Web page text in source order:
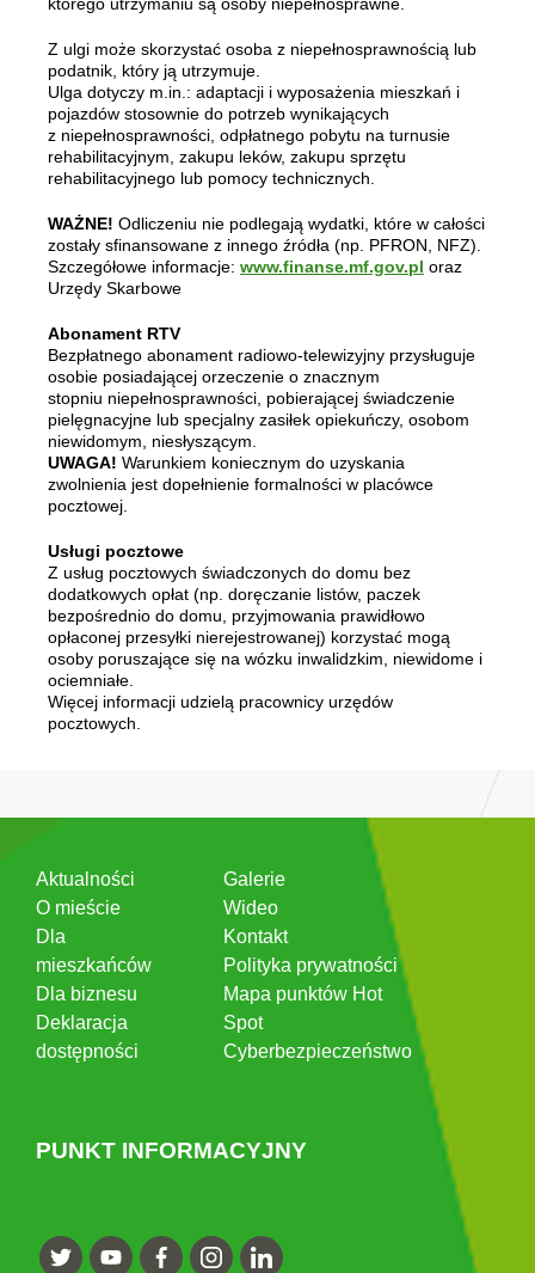
Z ulgi może skorzystać osoba z niepełnosprawnością lub
podatnik, który ją utrzymuje.
Ulga dotyczy m.in.: adaptacji i wyposażenia mieszkań i
pojazdów stosownie do potrzeb wynikających
z niepełnosprawności, odpłatnego pobytu na turnusie
rehabilitacyjnym, zakupu leków, zakupu sprzętu
rehabilitacyjnego lub pomocy technicznych.
WAŻNE! Odliczeniu nie podlegają wydatki, które w całości
zostały sfinansowane z innego źródła (np. PFRON, NFZ).
Szczegółowe informacje: www.finanse.mf.gov.pl oraz
Urzędy Skarbowe
Abonament RTV
Bezpłatnego abonament radiowo-telewizyjny przysługuje
osobie posiadającej orzeczenie o znacznym
stopniu niepełnosprawności, pobierającej świadczenie
pielęgnacyjne lub specjalny zasiłek opiekuńczy, osobom
niewidomym, niesłyszącym.
UWAGA! Warunkiem koniecznym do uzyskania
zwolnienia jest dopełnienie formalności w placówce
pocztowej.
Usługi pocztowe
Z usług pocztowych świadczonych do domu bez
dodatkowych opłat (np. doręczanie listów, paczek
bezpośrednio do domu, przyjmowania prawidłowo
opłaconej przesyłki nierejestrowanej) korzystać mogą
osoby poruszające się na wózku inwalidzkim, niewidome i
ociemniałe.
Więcej informacji udzielą pracownicy urzędów
pocztowych.
Aktualności
O mieście
Dla
mieszkańców
Dla biznesu
Deklaracja
dostępności
Galerie
Wideo
Kontakt
Polityka prywatności
Mapa punktów Hot
Spot
Cyberbezpieczeństwo
PUNKT INFORMACYJNY